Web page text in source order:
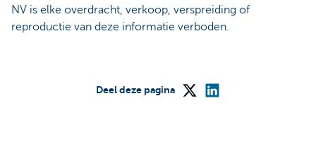
NV is elke overdracht, verkoop, verspreiding of
reproductie van deze informatie verboden.
Deel deze pagina